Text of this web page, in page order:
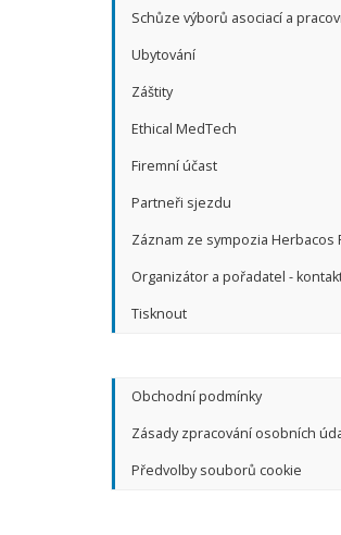
Schůze výborů asociací a
Ubytování
Záštity
Ethical MedTech
Firemní účast
Partneři sjezdu
Záznam ze sympozia Herbacos
Organizátor a pořadatel -
Tisknout
Obchodní podmínky
Zásady zpracování osobních
Předvolby souborů cookie